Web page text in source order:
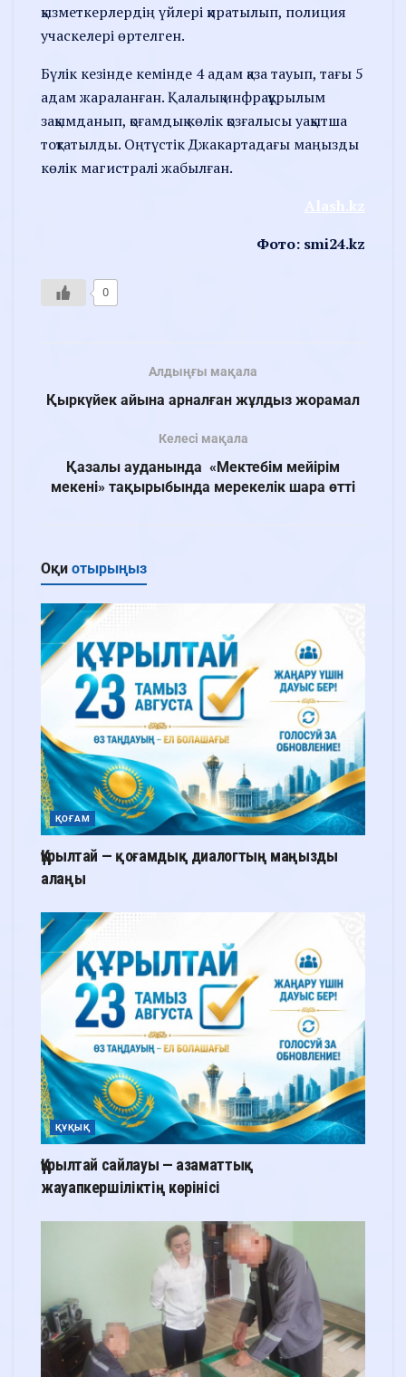
қызметкерлердің үйлері қиратылып, полиция
учаскелері өртелген.
Бүлік кезінде кемінде 4 адам қаза тауып, тағы 5
адам жараланған. Қалалық инфрақұрылым
зақымданып, қоғамдық көлік қозғалысы уақытша
тоқтатылды. Оңтүстік Джакартадағы маңызды
көлік магистралі жабылған.
Alash.kz
Фото: smi24.kz
0
Алдыңғы мақала
Қыркүйек айына арналған жұлдыз жорамал
Келесі мақала
Қазалы ауданында «Мектебім мейірім
мекені» тақырыбында мерекелік шара өтті
Оқи отырыңыз
ҚОҒАМ
Құрылтай — қоғамдық диалогтың маңызды
алаңы
ҚҰҚЫҚ
Құрылтай сайлауы — азаматтық
жауапкершіліктің көрінісі